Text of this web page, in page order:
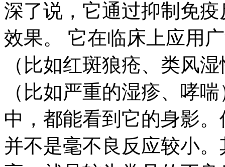
深了说，它通过抑制免
效果。 它在临床上应用
（比如红斑狼疮、类风
（比如严重的湿疹、哮
中，都能看到它的身影
并不是毫不良反应较小